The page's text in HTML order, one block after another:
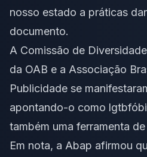
nosso estado a práticas
documento.
A Comissão de
da OAB e a Associação
Publicidade se
apontando-o como
também uma ferramenta
Em nota, a Abap afirmou